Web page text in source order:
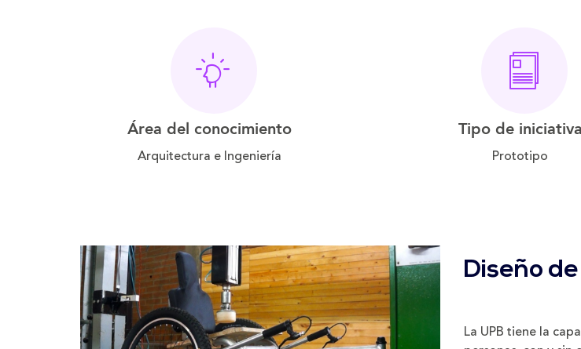
Área del conocimiento
Arquitectura e Ingeniería
Tipo de iniciativa
Prototipo
Diseño
La UPB tiene la